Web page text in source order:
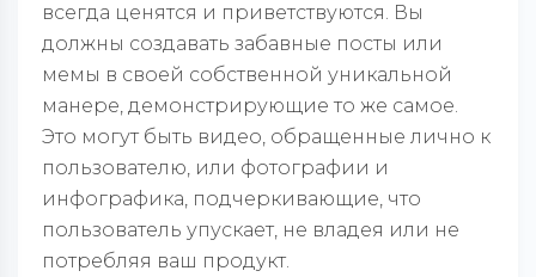
всегда ценятся и приветствуются. Вы
должны создавать забавные посты или
мемы в своей собственной уникальной
манере, демонстрирующие то же самое.
Это могут быть видео, обращенные лично к
пользователю, или фотографии и
инфографика, подчеркивающие, что
пользователь упускает, не владея или не
потребляя ваш продукт.